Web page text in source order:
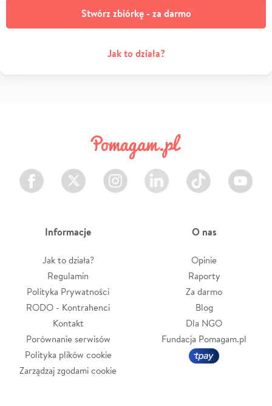
Stwórz zbiórkę - za darmo
Jak to działa?
Facebook Twitter Instagram LinkedIn TikTok Youtube
Informacje
Jak to działa?
Regulamin
Polityka Prywatności
RODO - Kontrahenci
Kontakt
Porównanie serwisów
Polityka plików cookie
Zarządzaj zgodami cookie
O nas
Opinie
Raporty
Za darmo
Blog
Dla NGO
Fundacja Pomagam.pl